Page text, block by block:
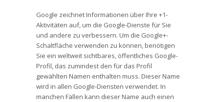
Google zeichnet Informationen über Ihre +1-
Aktivitäten auf, um die Google-Dienste für Sie
und andere zu verbessern. Um die Google+-
Schaltfläche verwenden zu können, benötigen
Sie ein weltweit sichtbares, öffentliches Google-
Profil, das zumindest den für das Profil
gewählten Namen enthalten muss. Dieser Name
wird in allen Google-Diensten verwendet. In
manchen Fällen kann dieser Name auch einen